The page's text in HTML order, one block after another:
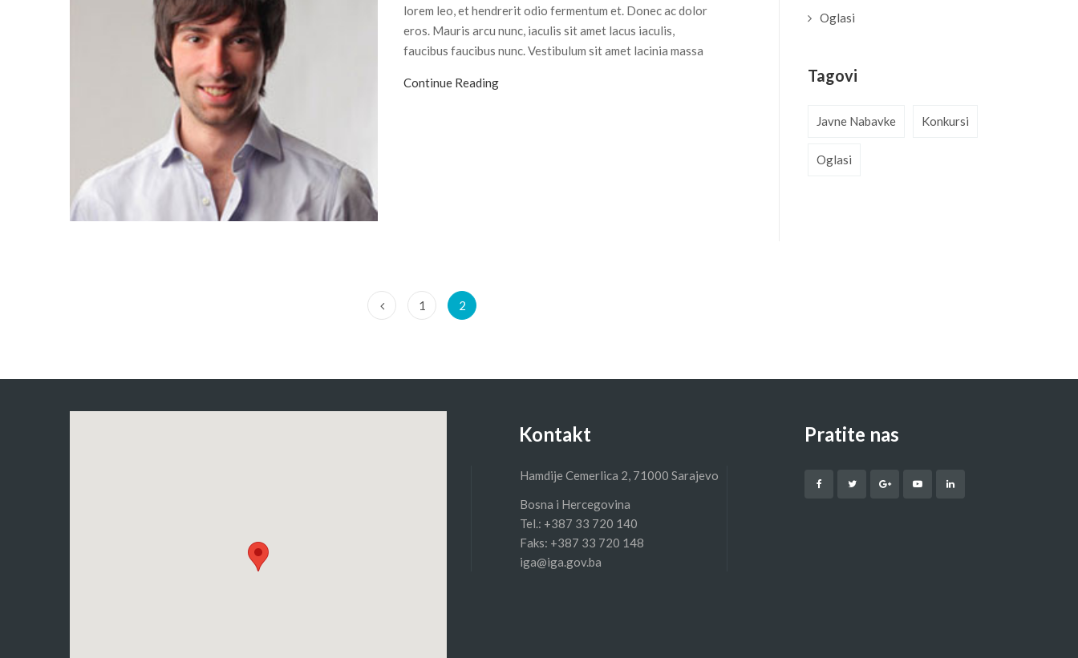
lorem leo, et hendrerit odio fermentum et. Donec ac dolor
eros. Mauris arcu nunc, iaculis sit amet lacus iaculis,
faucibus faucibus nunc. Vestibulum sit amet lacinia massa
Continue Reading
1 2
Oglasi
Tagovi
Javne Nabavke Konkursi
Oglasi
Kontakt
Hamdije Cemerlica 2, 71000 Sarajevo
Bosna i Hercegovina
Tel.: +387 33 720 140
Faks: +387 33 720 148
iga@iga.gov.ba
Pratite nas